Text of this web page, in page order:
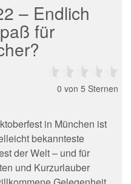
– Endlich
für
0 von 5 Sternen
in München ist
bekannteste
der Welt – und für
und Kurzurlauber